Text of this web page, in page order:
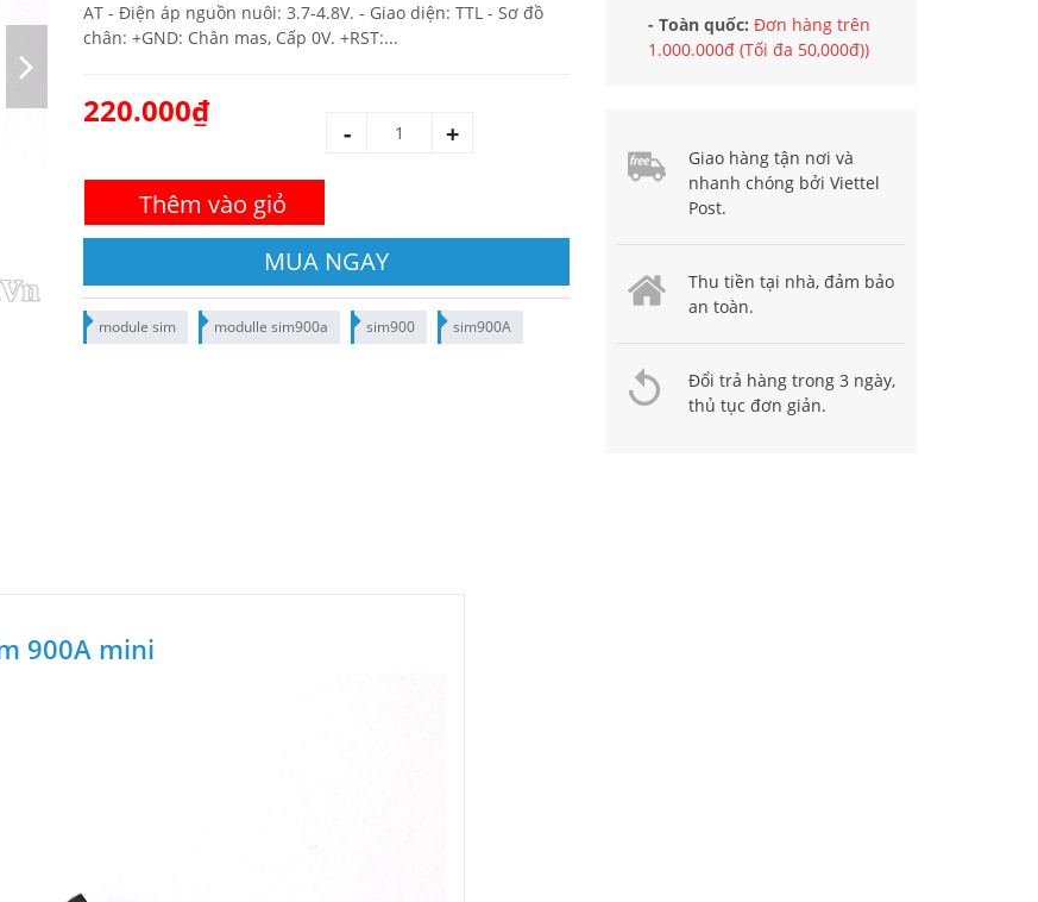
AT - Điện áp nguồn nuôi: 3.7-4.8V. - Giao diện: TTL - Sơ đồ
chân: +GND: Chân mas, Cấp 0V. +RST:...
220.000₫
- +
Thêm vào giỏ
MUA NGAY
module sim modulle sim900a sim900 sim900A
- Toàn quốc: Đơn hàng trên
1.000.000đ (Tối đa 50,000đ))
Giao hàng tận nơi và
nhanh chóng bởi Viettel
Post.
Thu tiền tại nhà, đảm bảo
an toàn.
Đổi trả hàng trong 3 ngày,
thủ tục đơn giản.
900A mini